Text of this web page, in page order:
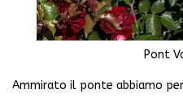
Pont
Ammirato il ponte abbiamo